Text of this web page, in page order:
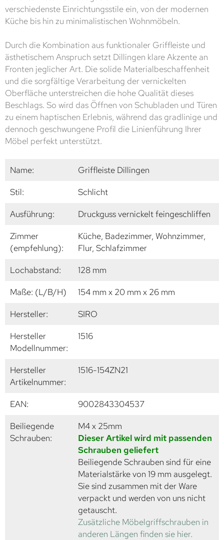
verschiedenste Einrichtungsstile ein, von der modernen
Küche bis hin zu minimalistischen Wohnmöbeln.
Durch die Kombination aus funktionaler Griffleiste und
ästhetischem Anspruch setzt Dillingen klare Akzente an
Fronten jeglicher Art. Die solide Materialbeschaffenheit
und die sorgfältige Verarbeitung der vernickelten
Oberfläche unterstreichen die hohe Qualität dieses
Beschlags. So wird das Öffnen von Schubladen und Türen
zu einem haptischen Erlebnis, während das gradlinige und
dennoch geschwungene Profil die Linienführung Ihrer
Möbel perfekt unterstützt.
Name:
Griffleiste Dillingen
Stil:
Schlicht
Ausführung:
Druckguss vernickelt feingeschliffen
Zimmer
(empfehlung):
Küche, Badezimmer, Wohnzimmer,
Flur, Schlafzimmer
Lochabstand:
128 mm
Maße: (L/B/H)
154 mm x 20 mm x 26 mm
Hersteller:
SIRO
Hersteller
Modellnummer:
1516
Hersteller
Artikelnummer:
1516-154ZN21
EAN:
9002843304537
Beiliegende
Schrauben:
M4 x 25mm
Dieser Artikel wird mit passenden
Schrauben geliefert
Beiliegende Schrauben sind für eine
Materialstärke von 19 mm ausgelegt.
Sie sind zusammen mit der Ware
verpackt und werden von uns nicht
getauscht.
Zusätzliche Möbelgriffschrauben in
anderen Längen finden sie hier.